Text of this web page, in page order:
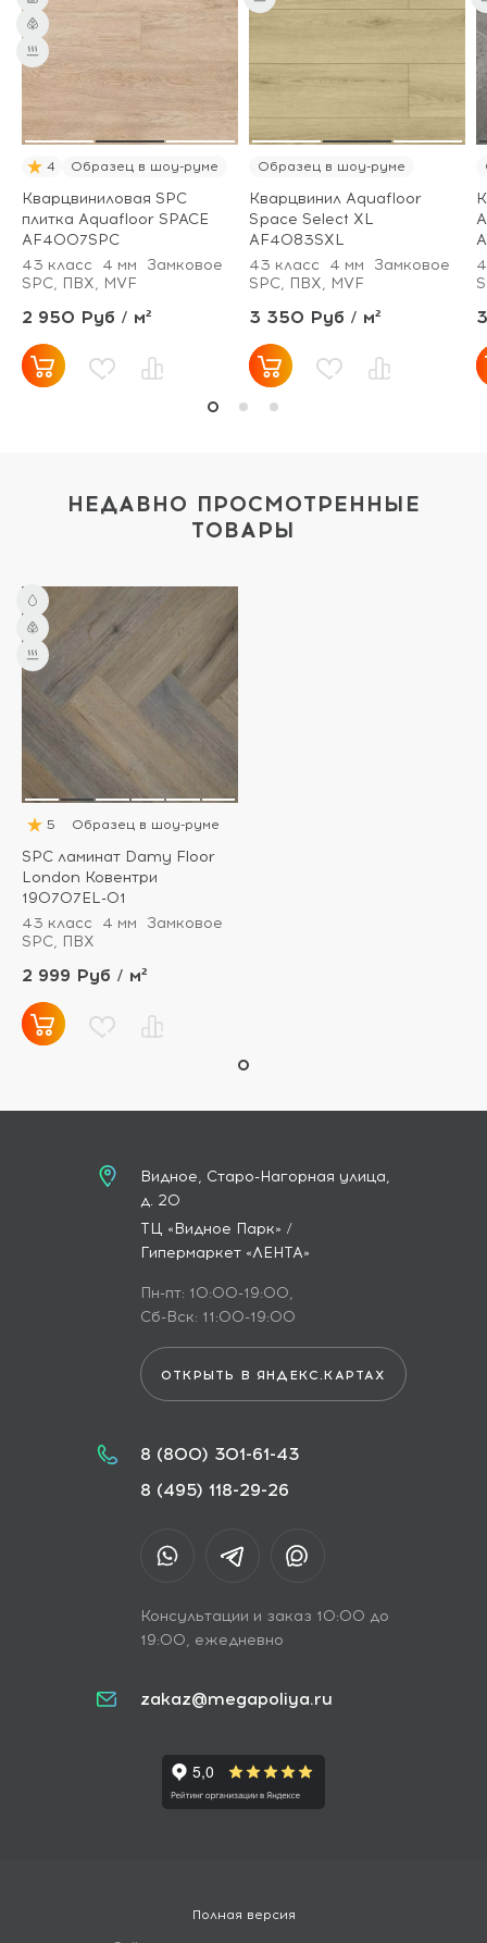
4 Образец в шоу-руме
Кварцвиниловая SPC
плитка Aquafloor SPACE
AF4007SPC
43 класс
4 мм
Замковое
SPC, ПВХ, MVF
2 950 Руб / м²
Образец в шоу-руме
Кварцвинил Aquafloor
Space Select XL
AF4083SXL
43 класс
4 мм
Замковое
SPC, ПВХ, MVF
3 350 Руб / м²
НЕДАВНО ПРОСМОТРЕННЫЕ
ТОВАРЫ
5 Образец в шоу-руме
SPC ламинат Damy Floor
London Ковентри
190707EL-01
43 класс
4 мм
Замковое
SPC, ПВХ
2 999 Руб / м²
Видное, Старо-Нагорная улица,
д. 20
ТЦ «Видное Парк» /
Гипермаркет «ЛЕНТА»
Пн-пт: 10:00-19:00,
Сб-Вск: 11:00-19:00
ОТКРЫТЬ В ЯНДЕКС.КАРТАХ
8 (800) 301-61-43
8 (495) 118-29-26
Консультации и заказ 10:00 до
19:00, ежедневно
zakaz@megapoliya.ru
Полная версия